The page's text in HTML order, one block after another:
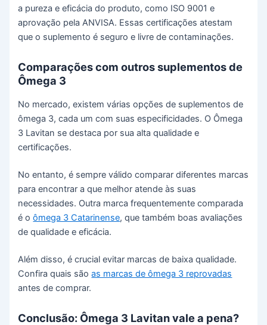
a pureza e eficácia do produto, como ISO 9001 e
aprovação pela ANVISA. Essas certificações atestam
que o suplemento é seguro e livre de contaminações.
Comparações com outros suplementos de
Ômega 3
No mercado, existem várias opções de suplementos de
ômega 3, cada um com suas especificidades. O Ômega
3 Lavitan se destaca por sua alta qualidade e
certificações.
No entanto, é sempre válido comparar diferentes marcas
para encontrar a que melhor atende às suas
necessidades. Outra marca frequentemente comparada
é oômega 3 Catarinense, que também boas avaliações
de qualidade e eficácia.
Além disso, é crucial evitar marcas de baixa qualidade.
Confira quais sãoas marcas de ômega 3 reprovadas
antes de comprar.
Conclusão: Ômega 3 Lavitan vale a pena?